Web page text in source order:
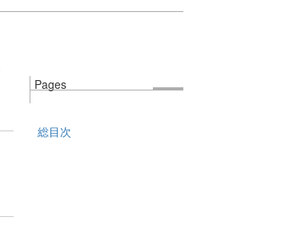
Pages
総目次